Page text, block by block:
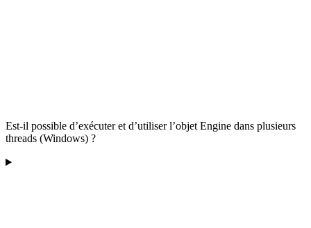
Est-il possible d’exécuter et d’utiliser l’objet Engine dans plusieurs
threads (Windows) ?